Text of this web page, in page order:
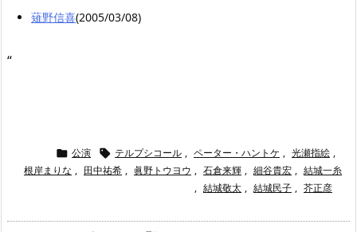
薙野信喜(2005/03/08)
“
 公演  テルプシコール , ペーター・ハントケ , 光瀬指絵 ,
根岸まりな , 田中祐希 , 眞野トウヨウ , 石倉来輝 , 細谷貴宏 , 結城一糸
, 結城敬太 , 結城民子 , 芥正彦